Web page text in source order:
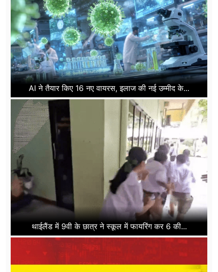
AI ने तैयार किए 16 नए वायरस, इलाज की नई उम्मीद के...
थाईलैंड में 9वी के छात्र ने स्कूल में फायरिंग कर 6 की...